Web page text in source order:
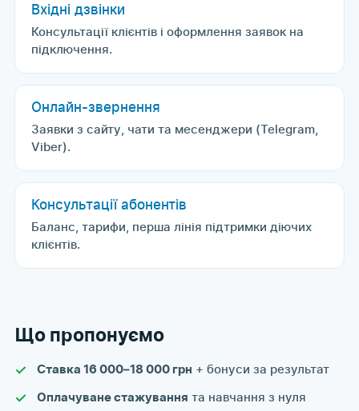
Вхідні дзвінки
Консультації клієнтів і оформлення заявок на
підключення.
Онлайн-звернення
Заявки з сайту, чати та месенджери (Telegram,
Viber).
Консультації абонентів
Баланс, тарифи, перша лінія підтримки діючих
клієнтів.
Що пропонуємо
Ставка 16 000–18 000 грн + бонуси за результат
Оплачуване стажування та навчання з нуля